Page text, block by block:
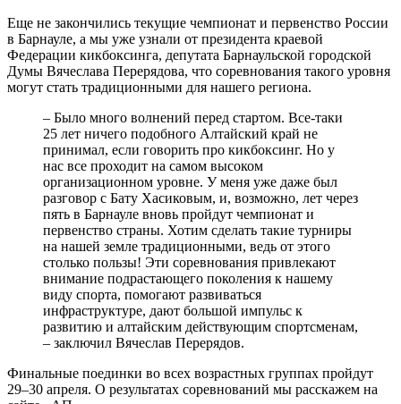
Еще не закончились текущие чемпионат и первенство России
в Барнауле, а мы уже узнали от президента краевой
Федерации кикбоксинга, депутата Барнаульской городской
Думы Вячеслава Перерядова, что соревнования такого уровня
могут стать традиционными для нашего региона.
– Было много волнений перед стартом. Все-таки
25 лет ничего подобного Алтайский край не
принимал, если говорить про кикбоксинг. Но у
нас все проходит на самом высоком
организационном уровне. У меня уже даже был
разговор с Бату Хасиковым, и, возможно, лет через
пять в Барнауле вновь пройдут чемпионат и
первенство страны. Хотим сделать такие турниры
на нашей земле традиционными, ведь от этого
столько пользы! Эти соревнования привлекают
внимание подрастающего поколения к нашему
виду спорта, помогают развиваться
инфраструктуре, дают большой импульс к
развитию и алтайским действующим спортсменам,
– заключил Вячеслав Перерядов.
Финальные поединки во всех возрастных группах пройдут
29–30 апреля. О результатах соревнований мы расскажем на